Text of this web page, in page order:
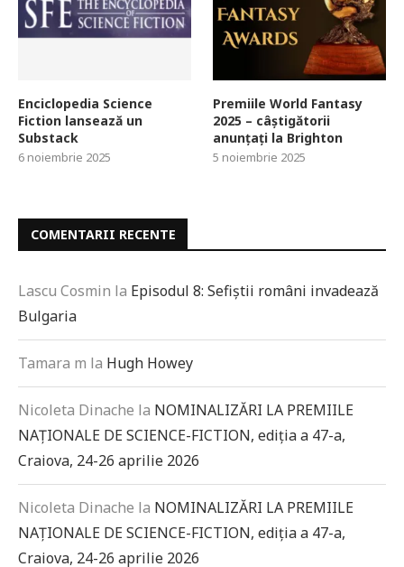
Enciclopedia Science
Fiction lansează un
Substack
6 noiembrie 2025
Premiile World Fantasy
2025 – câștigătorii
anunțați la Brighton
5 noiembrie 2025
COMENTARII RECENTE
Lascu Cosmin la Episodul 8: Sefiștii români invadează
Bulgaria
Tamara m la Hugh Howey
Nicoleta Dinache la NOMINALIZĂRI LA PREMIILE
NAȚIONALE DE SCIENCE-FICTION, ediția a 47-a,
Craiova, 24-26 aprilie 2026
Nicoleta Dinache la NOMINALIZĂRI LA PREMIILE
NAȚIONALE DE SCIENCE-FICTION, ediția a 47-a,
Craiova, 24-26 aprilie 2026